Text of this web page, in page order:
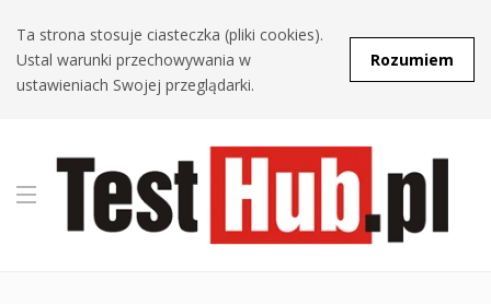
Ta strona stosuje ciasteczka (pliki cookies).
Ustal warunki przechowywania w
ustawieniach Swojej przeglądarki.
Rozumiem